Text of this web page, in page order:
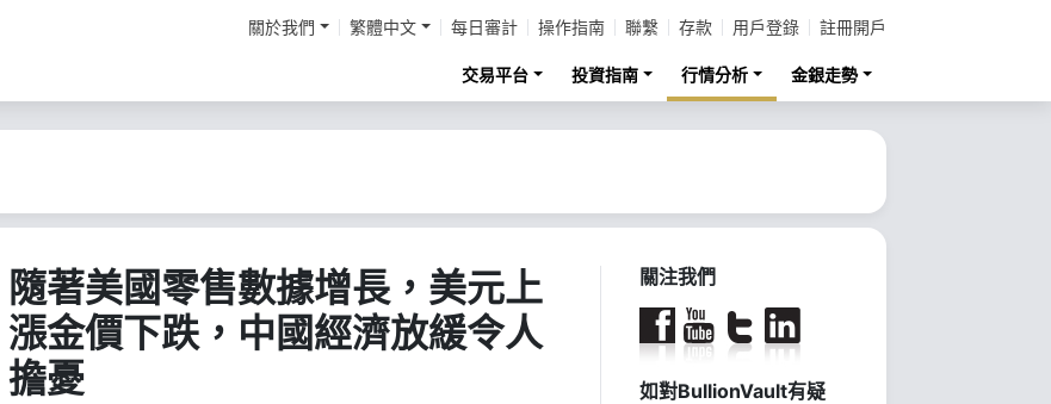
關於我們 繁體中文 每日審計 操作指南 聯繫 存款 用戶登錄 註冊開戶
交易平台 投資指南 行情分析 金銀走勢
隨著美國零售數據增長，美元上
漲金價下跌，中國經濟放緩令人
擔憂
關注我們
如對BullionVault有疑